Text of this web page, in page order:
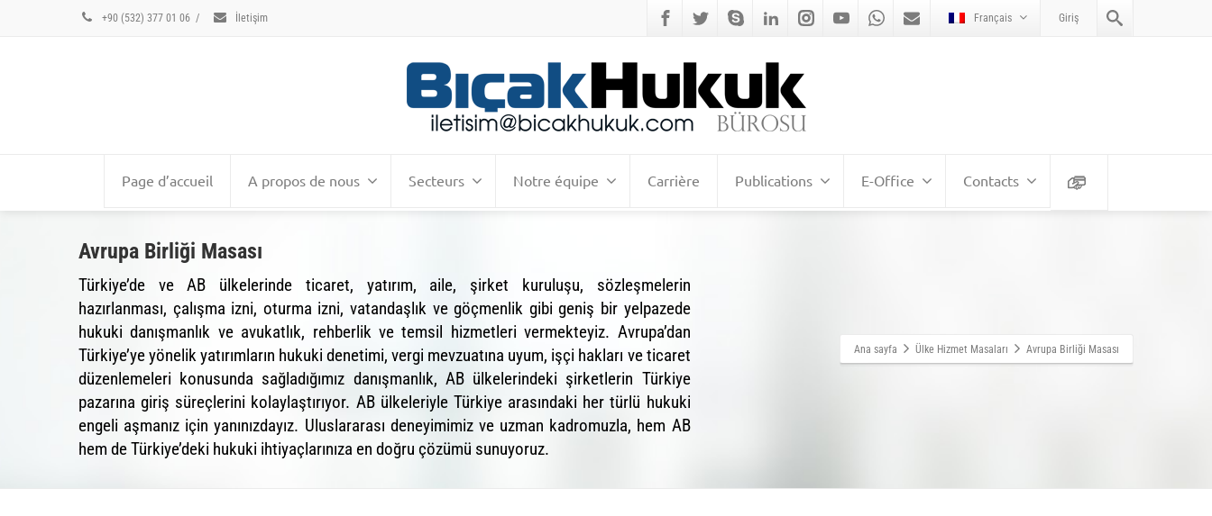
+90 (532) 377 01 06 / İletişim Français Giriş
Page d’accueil A propos de nous Secteurs Notre équipe Carrière Publications E-Office Contacts
Avrupa Birliği Masası
Türkiye’de ve AB ülkelerinde ticaret, yatırım, aile, şirket kuruluşu, sözleşmelerin
hazırlanması, çalışma izni, oturma izni, vatandaşlık ve göçmenlik gibi geniş bir yelpazede
hukuki danışmanlık ve avukatlık, rehberlik ve temsil hizmetleri vermekteyiz. Avrupa’dan
Türkiye’ye yönelik yatırımların hukuki denetimi, vergi mevzuatına uyum, işçi hakları ve ticaret
düzenlemeleri konusunda sağladığımız danışmanlık, AB ülkelerindeki şirketlerin Türkiye
pazarına giriş süreçlerini kolaylaştırıyor. AB ülkeleriyle Türkiye arasındaki her türlü hukuki
engeli aşmanız için yanınızdayız. Uluslararası deneyimimiz ve uzman kadromuzla, hem AB
hem de Türkiye’deki hukuki ihtiyaçlarınıza en doğru çözümü sunuyoruz.
Ana sayfa Ülke Hizmet Masaları Avrupa Birliği Masası